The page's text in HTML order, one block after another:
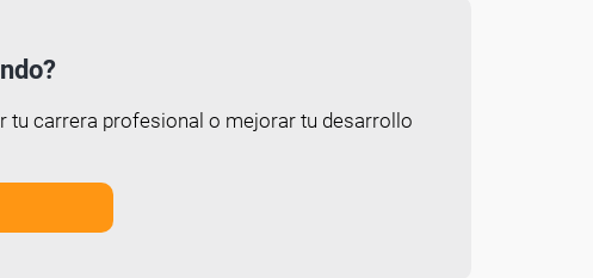
tu carrera profesional o mejorar tu desarrollo